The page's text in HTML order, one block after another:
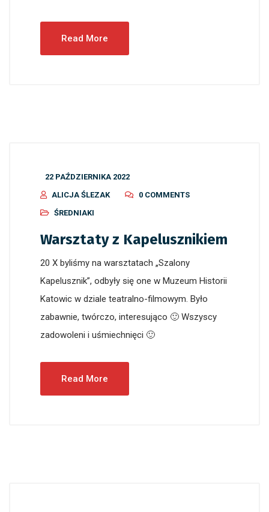
Read More
22 PAŹDZIERNIKA 2022
ALICJA ŚLEZAK
0 COMMENTS
ŚREDNIAKI
Warsztaty z Kapelusznikiem
20 X byliśmy na warsztatach „Szalony
Kapelusznik”, odbyły się one w Muzeum Historii
Katowic w dziale teatralno-filmowym. Było
zabawnie, twórczo, interesująco 🙂 Wszyscy
zadowoleni i uśmiechnięci 🙂
Read More